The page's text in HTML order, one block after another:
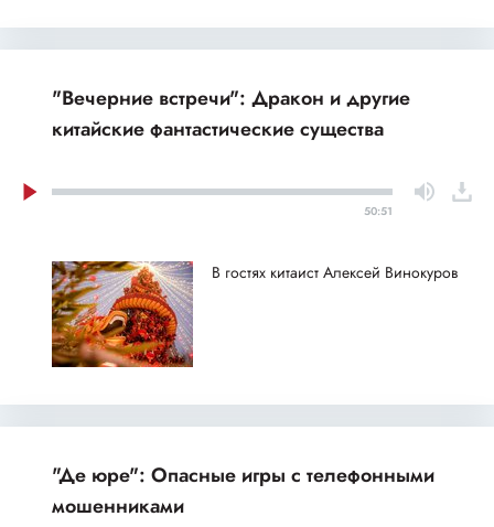
"Вечерние встречи": Дракон и другие
китайские фантастические существа
50:51
В гостях китаист Алексей Винокуров
"Де юре": Опасные игры с телефонными
мошенниками